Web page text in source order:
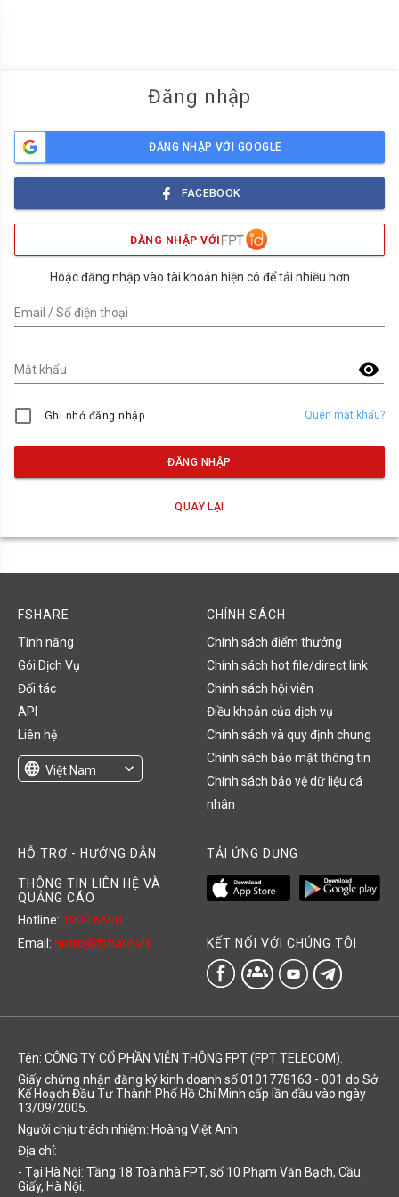
Đăng nhập
ĐĂNG NHẬP VỚI GOOGLE
FACEBOOK
ĐĂNG NHẬP VỚI
Hoặc đăng nhập vào tài khoản hiện có để tải nhiều hơn
Email / Số điện thoại
visibility
Mật khẩu
Ghi nhớ đăng nhập Quên mật khẩu?
ĐĂNG NHẬP
QUAY LẠI
FSHARE
Tính năng
Gói Dịch Vụ
Đối tác
API
Liên hệ
language Việt Nam
expand_more
CHÍNH SÁCH
Chính sách điểm thưởng
Chính sách hot file/direct link
Chính sách hội viên
Điều khoản của dịch vụ
Chính sách và quy định chung
Chính sách bảo mật thông tin
Chính sách bảo vệ dữ liệu cá
nhân
HỖ TRỢ - HƯỚNG DẪN
THÔNG TIN LIÊN HỆ VÀ
QUẢNG CÁO
Hotline: 1900 6600
Email: hotro@fshare.vn
TẢI ỨNG DỤNG
KẾT NỐI VỚI CHÚNG TÔI
groups
Tên: CÔNG TY CỔ PHẦN VIỄN THÔNG FPT (FPT TELECOM).
Giấy chứng nhận đăng ký kinh doanh số 0101778163 - 001 do Sở
Kế Hoạch Đầu Tư Thành Phố Hồ Chí Minh cấp lần đầu vào ngày
13/09/2005.
Người chịu trách nhiệm: Hoàng Việt Anh
Địa chỉ:
- Tại Hà Nội: Tầng 18 Toà nhà FPT, số 10 Phạm Văn Bạch, Cầu
Giấy, Hà Nội.